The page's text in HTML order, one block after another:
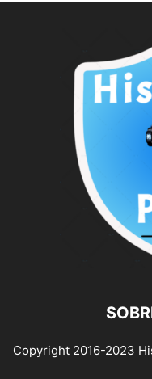
Copyright 2016-2023